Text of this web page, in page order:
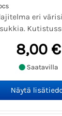
eri
8,00 €
Saatavilla